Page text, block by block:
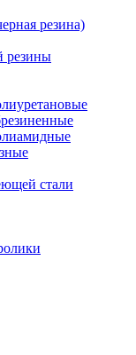
резина)
резины
стали